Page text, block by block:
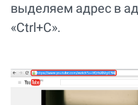
выделяем адрес в
«Ctrl+C».